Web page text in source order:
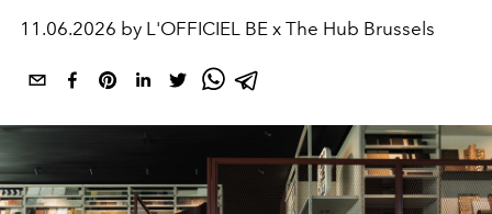
11.06.2026 by L'OFFICIEL BE x The Hub Brussels